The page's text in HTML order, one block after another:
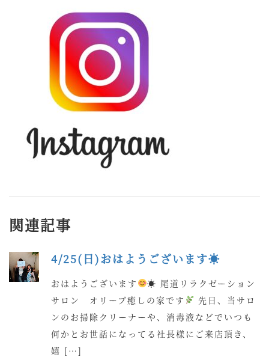
関連記事
4/25(日)おはようございます☀
おはようございます
☀ 尾道リラクゼーション
サロン オリーブ癒しの家です
先日、当サロ
ンのお掃除クリーナーや、消毒液などでいつも
何かとお世話になってる社長様にご来店頂き、
嬉 […]